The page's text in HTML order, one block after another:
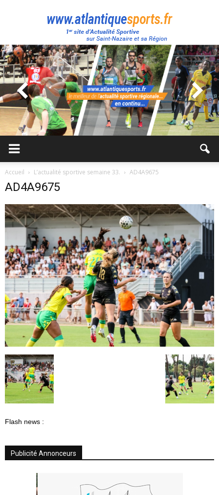
Atlantique
Sport
Accueil L’actualité sportive semaine 33. AD4A9675
AD4A9675
Flash news :
Publicité Annonceurs